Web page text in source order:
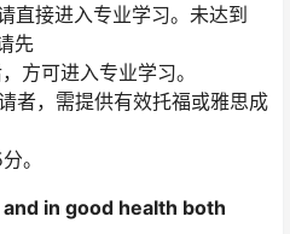
直接进入专业学习。未达到
先
方可进入专业学习。
者，需提供有效托福或雅思成
。
in good health both